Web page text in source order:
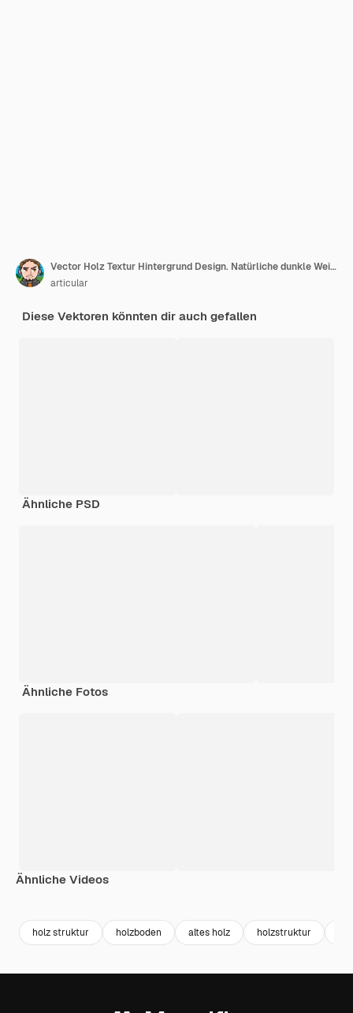
Vector Holz Textur Hintergrund Design. Natürliche dunkle Weinlese hölzerne Abbildung mit altem Artbrett auf Transparenzhintergrund
articular
Diese Vektoren könnten dir auch gefallen
Ähnliche PSD
Ähnliche Fotos
Ähnliche Videos
holz struktur holzboden altes holz holzstruktur